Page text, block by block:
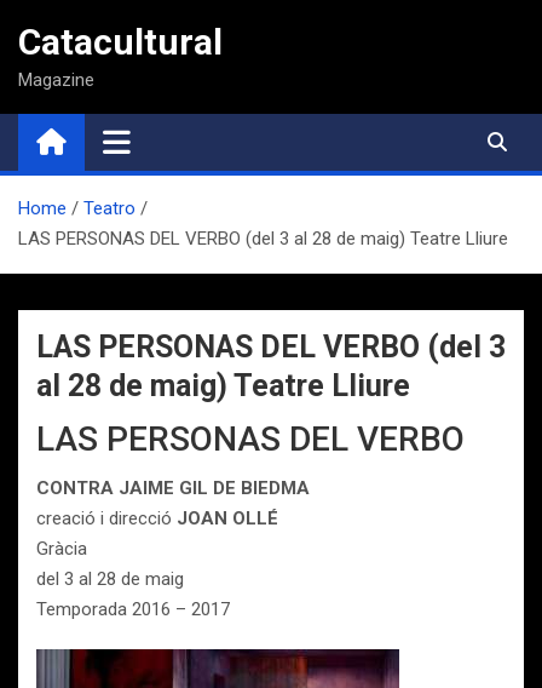
contenido
Catacultural
Magazine
Home
Teatro
LAS PERSONAS DEL VERBO (del 3 al 28 de maig) Teatre Lliure
LAS PERSONAS DEL VERBO (del 3
al 28 de maig) Teatre Lliure
LAS PERSONAS DEL VERBO
CONTRA JAIME GIL DE BIEDMA
creació i direcció JOAN OLLÉ
Gràcia
del 3 al 28 de maig
Temporada 2016 – 2017